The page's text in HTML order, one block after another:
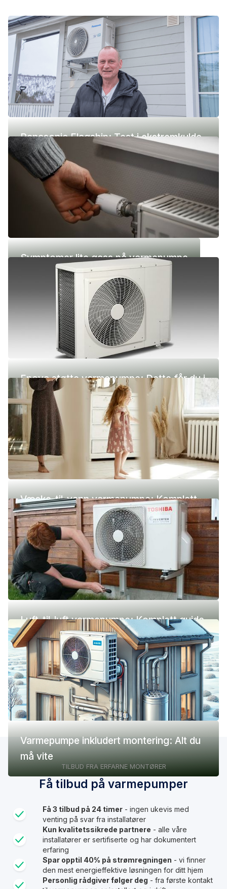
Panasonic Flagship: Test i ekstremkulde
(-42 °C)
Symptomer lite gass på varmepumpe
Enova støtte varmepumpe: Dette får du i
2026
Væske-til-vann varmepumpe: Komplett
guide (pris, fordeler og ulemper)
Luft-til-luft varmepumpe: Komplett guide
(pris, fordeler og ulemper)
Varmepumpe inkludert montering: Alt du
må vite
TILBUD FRA ERFARNE MONTØRER
Få tilbud på varmepumper
Få 3 tilbud på 24 timer - ingen ukevis med
venting på svar fra installatører
Kun kvalitetssikrede partnere - alle våre
installatører er sertifiserte og har dokumentert
erfaring
Spar opptil 40% på strømregningen - vi finner
den mest energieffektive løsningen for ditt hjem
Personlig rådgiver følger deg - fra første kontakt